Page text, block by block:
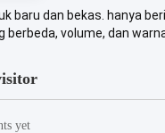
baru dan bekas. hanya
berbeda, volume, dan
yet